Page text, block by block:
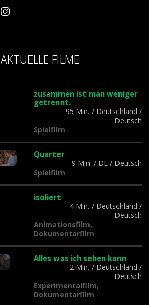
AKTUELLE FILME
zusammen ist man weniger
getrennt.
95 Min. / Deutschland /
Deutsch
Spielfilm
Quarter
9 Min. / DE / Deutsch
Spielfilm
isoliert
4 Min. / Deutschland /
Deutsch
Animationsfilm,
Dokumentarfilm
Alles was ich sehen kann
2 Min. / Deutschland /
Deutsch
Experimentalfilm,
Dokumentarfilm